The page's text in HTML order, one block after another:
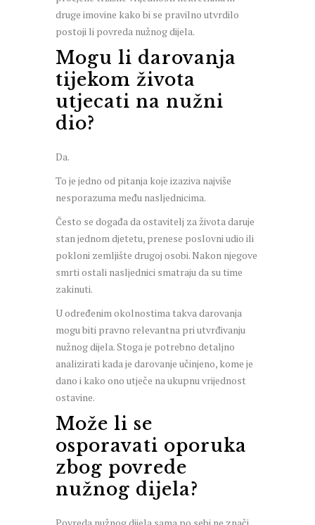
druge imovine kako bi se pravilno utvrdilo
postoji li povreda nužnog dijela.
Mogu li darovanja
tijekom života
utjecati na nužni
dio?
Da.
To je jedno od pitanja koje izaziva najviše
nesporazuma među nasljednicima.
Često se događa da ostavitelj za života daruje
stan jednom djetetu, prenese poslovni udio ili
pokloni zemljište drugoj osobi. Nakon njegove
smrti ostali nasljednici smatraju da su time
zakinuti.
U određenim okolnostima takva darovanja
mogu biti pravno relevantna pri utvrđivanju
nužnog dijela. Stoga je potrebno detaljno
analizirati kada je darovanje učinjeno, kome je
dano i kako ono utječe na ukupnu vrijednost
ostavine.
Može li se
osporavati oporuka
zbog povrede
nužnog dijela?